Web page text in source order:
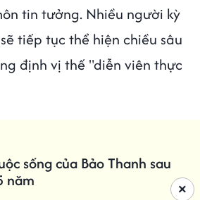
tin tưởng. Nhiều người kỳ
tiếp tục thể hiện chiều sâu
định vị thế "diễn viên thực
sống của Bảo Thanh sau
năm
×